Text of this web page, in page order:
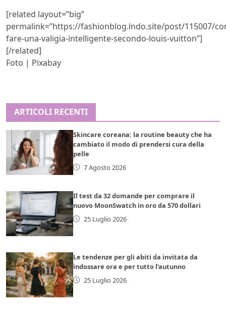
[related layout=”big”
permalink=”https://fashionblog.lndo.site/post/115007/
fare-una-valigia-intelligente-secondo-louis-vuitton”]
[/related]
Foto | Pixabay
ARTICOLI RECENTI
Skincare coreana: la routine beauty che ha
cambiato il modo di prendersi cura della
pelle
7 Agosto 2026
Il test da 32 domande per comprare il
nuovo MoonSwatch in oro da 570 dollari
25 Luglio 2026
Le tendenze per gli abiti da invitata da
indossare ora e per tutto l’autunno
25 Luglio 2026